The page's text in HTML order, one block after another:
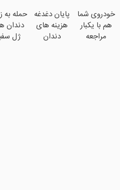
(خرید با
تخفیف)
روزه بفروش
خودروی شما
هم با یکبار
مراجعه
پایان دغدغه
هزینه های
دندان
حمله به
دندان
ژل